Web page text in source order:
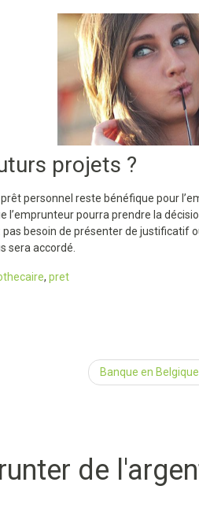
projets ?
personnel reste bénéfique pour
l’emprunteur pourra prendre la
besoin de présenter de justificatif
sera accordé.
, pret
Banque en
de